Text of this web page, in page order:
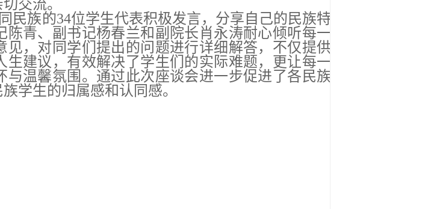
交流。
民族的34位学生代表积极发言，分享自己的民族特
青、副书记杨春兰和副院长肖永涛耐心倾听每一
，对同学们提出的问题进行详细解答，不仅提供
建议，有效解决了学生们的实际难题，更让每一
温馨氛围。通过此次座谈会进一步促进了各民族
学生的归属感和认同感。